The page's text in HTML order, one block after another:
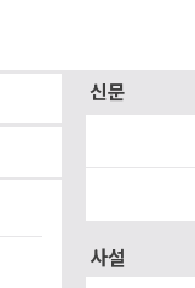
신문
사설